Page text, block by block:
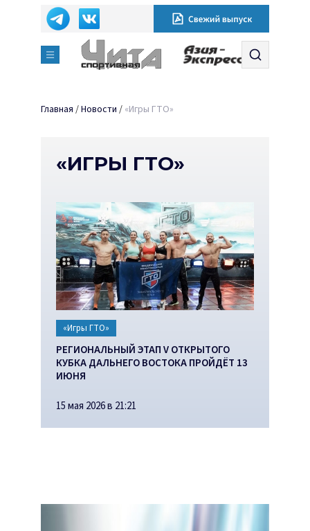
Главная /Новости / «Игры ГТО»
«ИГРЫ ГТО»
«Игры ГТО»
РЕГИОНАЛЬНЫЙ ЭТАП V ОТКРЫТОГО
КУБКА ДАЛЬНЕГО ВОСТОКА ПРОЙДЁТ 13
ИЮНЯ
15 мая 2026 в 21:21